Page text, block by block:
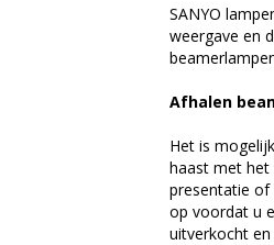
SANYO
weergave en
Afhalen
Het is
haast met het
presentatie
op voordat u
uitverkocht